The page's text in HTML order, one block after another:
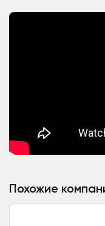
Похожие